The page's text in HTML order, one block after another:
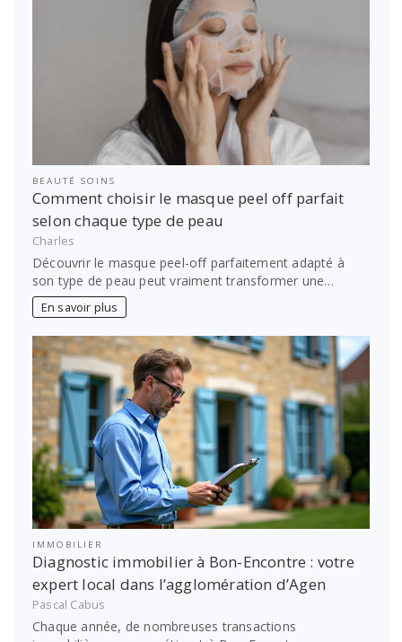
BEAUTÉ SOINS
Comment choisir le masque peel off parfait
selon chaque type de peau
Charles
Découvrir le masque peel-off parfaitement adapté à
son type de peau peut vraiment transformer une…
En savoir plus
IMMOBILIER
Diagnostic immobilier à Bon-Encontre : votre
expert local dans l’agglomération d’Agen
Pascal Cabus
Chaque année, de nombreuses transactions